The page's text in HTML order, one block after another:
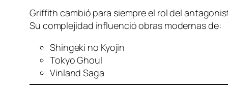
Griffith cambió para siempre el rol del
Su complejidad influenció obras modernas de:
Shingeki no Kyojin
Tokyo Ghoul
Vinland Saga